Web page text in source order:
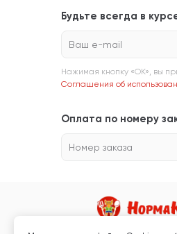
Будьте всегда в
Ваш e-mail
Нажимая кнопку «ОК», вы
Соглашения об
Оплата по номеру
Номер заказа